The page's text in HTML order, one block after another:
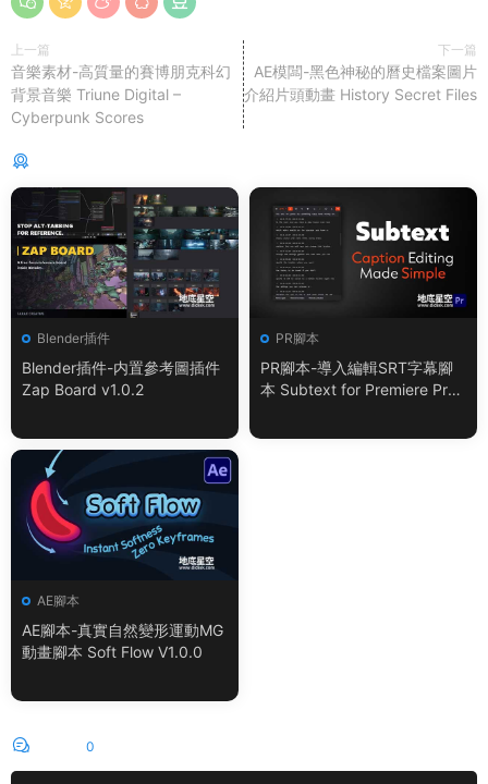
上一篇
音樂素材-高質量的賽博朋克科幻
背景音樂 Triune Digital –
Cyberpunk Scores
下一篇
AE模闆-黑色神秘的曆史檔案圖片
介紹片頭動畫 History Secret Files
Blender插件
Blender插件-内置參考圖插件
Zap Board v1.0.2
PR腳本
PR腳本-導入編輯SRT字幕腳
本 Subtext for Premiere Pro
AE腳本
AE腳本-真實自然變形運動MG
動畫腳本 Soft Flow V1.0.0
0